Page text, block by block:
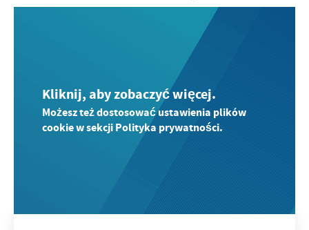
Kliknij, aby zobaczyć więcej.
Możesz też dostosować ustawienia plików
cookie w sekcji Polityka prywatności.